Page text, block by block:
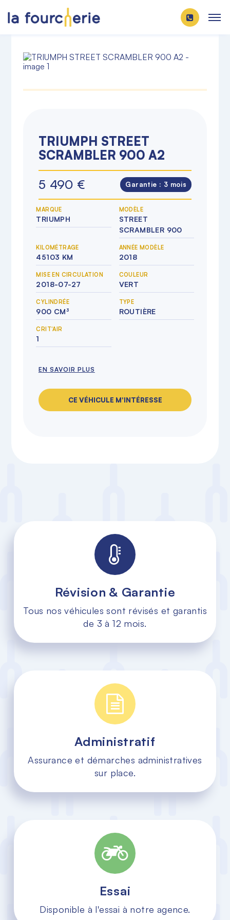
TRIUMPH STREET
SCRAMBLER 900 A2
5 490 €
Garantie : 3 mois
MARQUE
TRIUMPH
MODÈLE
STREET
SCRAMBLER 900
KILOMÉTRAGE
45103 KM
ANNÉE MODÈLE
2018
MISE EN CIRCULATION
2018-07-27
COULEUR
VERT
CYLINDRÉE
900 CM³
TYPE
ROUTIÈRE
CRIT'AIR
1
EN SAVOIR PLUS
CE VÉHICULE M'INTÉRESSE
Révision & Garantie
Tous nos véhicules sont révisés et garantis
de 3 à 12 mois.
Administratif
Assurance et démarches administratives
sur place.
Essai
Disponible à l'essai à notre agence.